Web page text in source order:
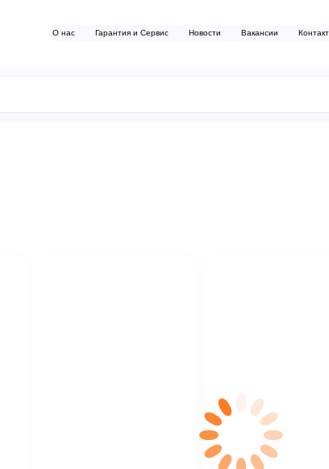
О нас Гарантия и Сервис Новости Вакансии
$nbsp;